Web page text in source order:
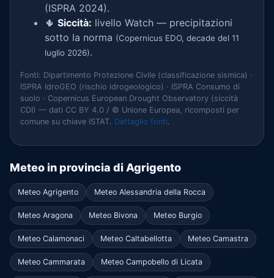
(ISPRA 2024).
🌵 Siccità: livello Watch — precipitazioni
sotto la norma (Copernicus EDO, decade del 11
luglio 2026).
Fonti: Dipartimento Protezione Civile (classificazione sismica) ·
ISPRA IdroGEO (rischio idrogeologico) · ISPRA Consumo di
suolo · Copernicus European Drought Observatory (siccità
CDI) — dati CC BY 4.0 / © Unione Europea, ricomposti per
comune su chiave ISTAT. Dettaglio fonti.
Meteo in provincia di Agrigento
Meteo Agrigento Meteo Alessandria della Rocca
Meteo Aragona Meteo Bivona Meteo Burgio
Meteo Calamonaci Meteo Caltabellotta Meteo Camastra
Meteo Cammarata Meteo Campobello di Licata